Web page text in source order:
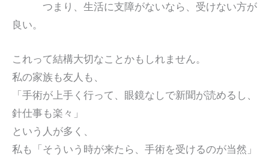
つまり、生活に支障がないなら、受けない方が
良い。
これって結構大切なことかもしれません。
私の家族も友人も、
「手術が上手く行って、眼鏡なしで新聞が読めるし、
針仕事も楽々」
という人が多く、
私も「そういう時が来たら、手術を受けるのが当然」